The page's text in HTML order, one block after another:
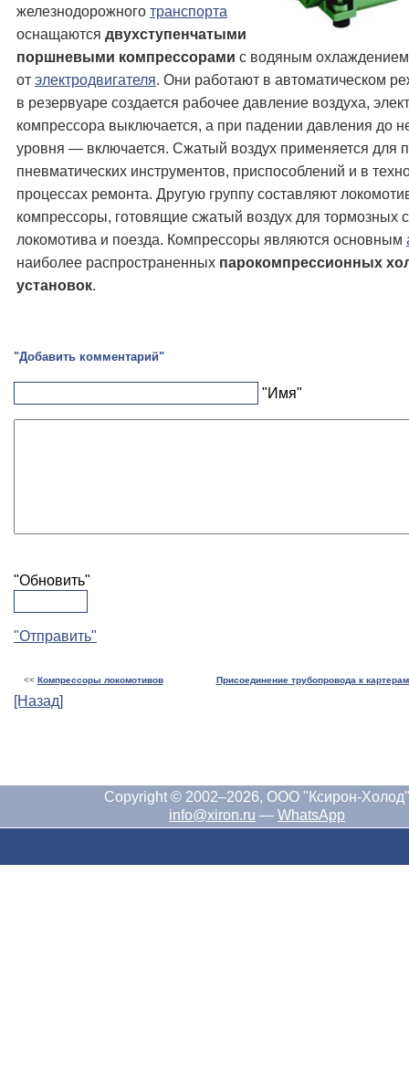
железнодорожного транспорта
оснащаются двухступенчатыми
поршневыми компрессорами с водяным
от электродвигателя. Они работают в автоматическом
в резервуаре создается рабочее давление воздуха,
компрессора выключается, а при падении давления до
уровня — включается. Сжатый воздух применяется для
пневматических инструментов, приспособлений и в
процессах ремонта. Другую группу составляют
компрессоры, готовящие сжатый воздух для тормозных
локомотива и поезда. Компрессоры являются основным
наиболее распространенных парокомпрессионных
установок.
"Добавить комментарий"
"Имя"
"Обновить"
"Отправить"
<< Компрессоры локомотивов Присоединение трубопровода к
[Назад]
Copyright © 2002–2026, ООО "Ксирон-Холод"
info@xiron.ru — WhatsApp